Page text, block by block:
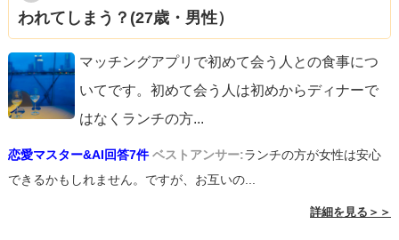
われてしまう？(27歳・男性）
マッチングアプリで初めて会う人との食事につ
いてです。初めて会う人は初めからディナーで
はなくランチの方...
恋愛マスター&AI回答7件 ベストアンサー:ランチの方が女性は安心
できるかもしれません。ですが、お互いの...
詳細を見る＞＞